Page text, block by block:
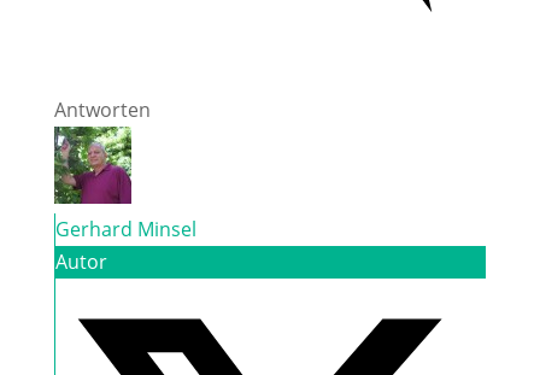
Antworten
Gerhard Minsel
Autor